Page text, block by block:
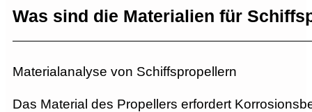
Was sind die Materialien für
Materialanalyse von Schiffspropellern
Das Material des Propellers erfordert